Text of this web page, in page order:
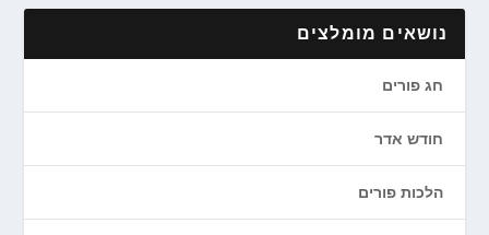
נושאים מומלצים
חג פורים
חודש אדר
הלכות פורים